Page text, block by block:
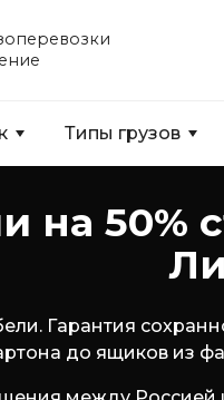
Типы грузов
на 50%
Гарантия
до ящиков из